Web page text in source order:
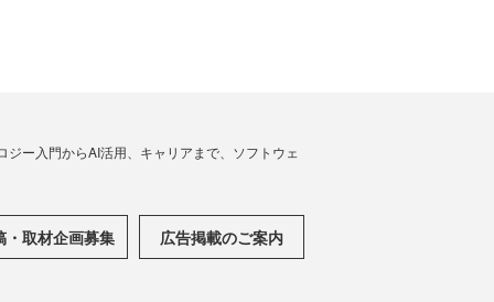
ー入門からAI活用、キャリアまで、ソフトウェ
・取材企画募集 広告掲載のご案内